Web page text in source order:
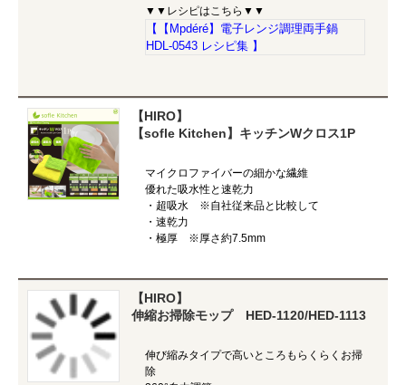
▼▼レシピはこちら▼▼
【【Mpdéré】電子レンジ調理両手鍋
HDL-0543 レシピ集 】
【HIRO】
【sofle Kitchen】キッチンWクロス1P
マイクロファイバーの細かな繊維
優れた吸水性と速乾力
・超吸水 ※自社従来品と比較して
・速乾力
・極厚 ※厚さ約7.5mm
【HIRO】
伸縮お掃除モップ HED-1120/HED-1113
伸び縮みタイプで高いところもらくらくお掃
除